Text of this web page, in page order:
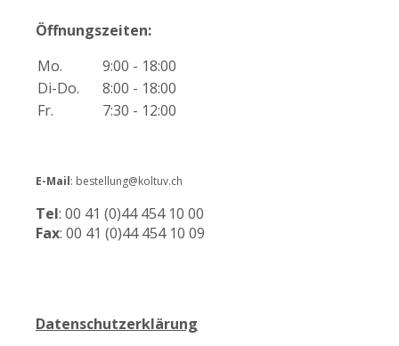
Öffnungszeiten:
Mo.
9:00 - 18:00
Di-Do.
8:00 - 18:00
Fr.
7:30 - 12:00
E-Mail: bestellung@koltuv.ch
Tel: 00 41 (0)44 454 10 00
Fax: 00 41 (0)44 454 10 09
Datenschutzerklärung